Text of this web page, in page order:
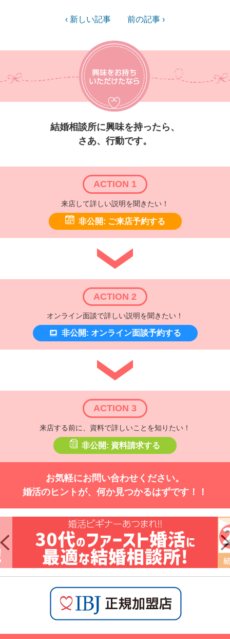
‹ 新しい記事 前の記事 ›
結婚相談所に興味を持ったら、
さあ、行動です。
ACTION 1
来店して詳しい説明を聞きたい！
非公開: ご来店予約する
ACTION 2
オンライン面談で詳しい説明を聞きたい！
非公開: オンライン面談予約する
ACTION 3
来店する前に、資料で詳しいことを知りたい！
非公開: 資料請求する
お気軽にお問い合わせください。
婚活のヒントが、何か見つかるはずです！！